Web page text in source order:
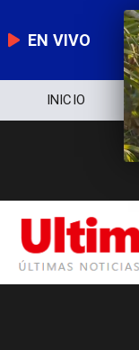
EN VIVO